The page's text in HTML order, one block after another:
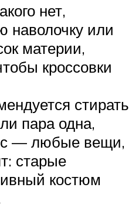
нет,
наволочку или
материи,
кроссовки
стирать
пара одна,
— любые вещи,
старые
костюм